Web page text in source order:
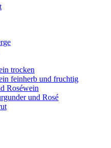
trocken
feinherb und fruchtig
Roséwein
und Rosé